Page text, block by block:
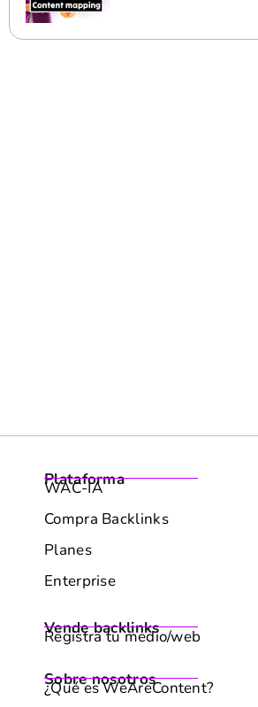
Empezar gratis
Plataforma
WAC-IA
Compra Backlinks
Planes
Enterprise
Vende backlinks
Registra tu medio/web
Sobre nosotros
¿Qué es WeAreContent?